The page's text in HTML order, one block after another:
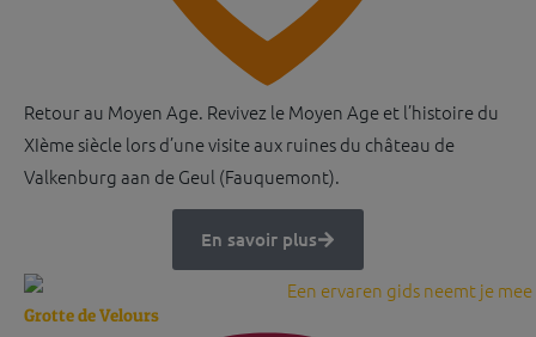
Retour au Moyen Age. Revivez le Moyen Age et l’histoire du
XIème siècle lors d’une visite aux ruines du château de
Valkenburg aan de Geul (Fauquemont).
En savoir plus
Grotte de Velours